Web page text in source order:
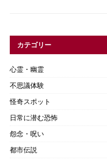
カテゴリー
心霊・幽霊
不思議体験
怪奇スポット
日常に潜む恐怖
怨念・呪い
都市伝説